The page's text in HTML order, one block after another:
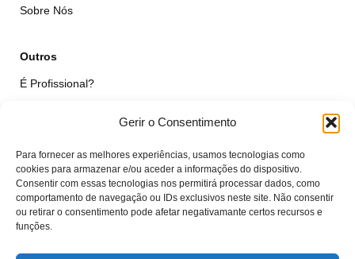
Gerir o Consentimento
Para fornecer as melhores experiências, usamos tecnologias como
cookies para armazenar e/ou aceder a informações do dispositivo.
Consentir com essas tecnologias nos permitirá processar dados, como
comportamento de navegação ou IDs exclusivos neste site. Não consentir
ou retirar o consentimento pode afetar negativamante certos recursos e
funções.
Sobre Nós
Outros
É Profissional?
Qualidade das Peças
Minha Conta